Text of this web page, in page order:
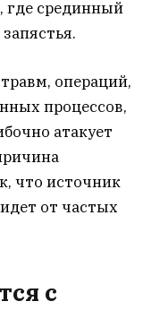
где срединный
операций,
процессов,
атакует
что источник
от частых
с